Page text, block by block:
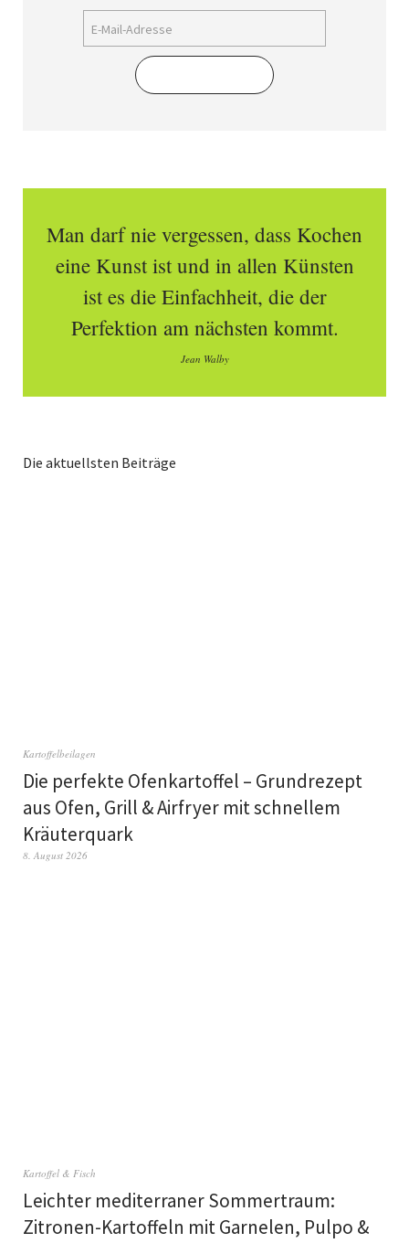
Man darf nie vergessen, dass Kochen
eine Kunst ist und in allen Künsten
ist es die Einfachheit, die der
Perfektion am nächsten kommt.
Jean Walby
Die aktuellsten Beiträge
Kartoffelbeilagen
Die perfekte Ofenkartoffel – Grundrezept
aus Ofen, Grill & Airfryer mit schnellem
Kräuterquark
8. August 2026
Kartoffel & Fisch
Leichter mediterraner Sommertraum:
Zitronen-Kartoffeln mit Garnelen, Pulpo &